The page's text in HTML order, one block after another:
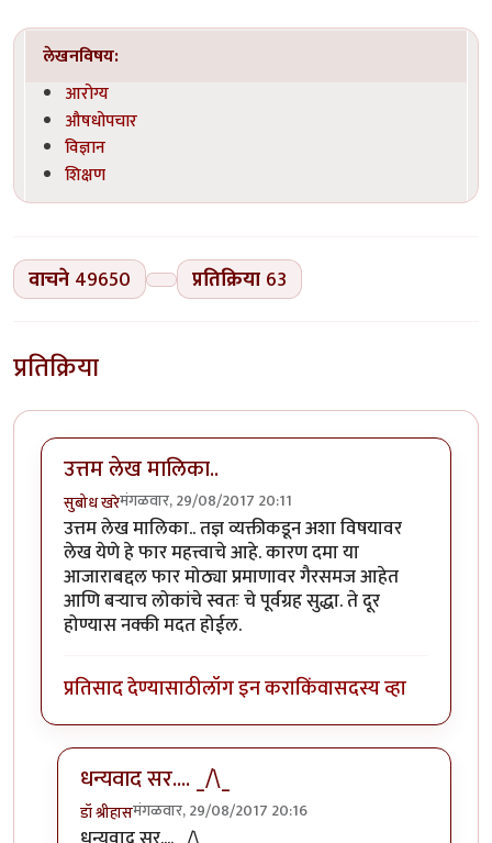
लेखनविषय:
आरोग्य
औषधोपचार
विज्ञान
शिक्षण
वाचने 49650 प्रतिक्रिया 63
प्रतिक्रिया
उत्तम लेख मालिका..
सुबोध खरेमंगळवार, 29/08/2017 20:11
उत्तम लेख मालिका.. तज्ञ व्यक्तीकडून अशा विषयावर
लेख येणे हे फार महत्त्वाचे आहे. कारण दमा या
आजाराबद्दल फार मोठ्या प्रमाणावर गैरसमज आहेत
आणि बऱ्याच लोकांचे स्वतः चे पूर्वग्रह सुद्धा. ते दूर
होण्यास नक्की मदत होईल.
प्रतिसाद देण्यासाठीलॉग इन कराकिंवासदस्य व्हा
धन्यवाद सर.... _/\_
डॉ श्रीहासमंगळवार, 29/08/2017 20:16